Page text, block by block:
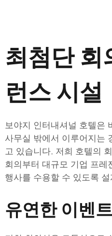
최첨단 회
런스 시설
보야지 인터내셔널 호텔은
사무실 밖에서 이루어지는
고 있습니다. 저희 호텔의
회의부터 대규모 기업 프레
행사를 수용할 수 있도록
유연한 이벤